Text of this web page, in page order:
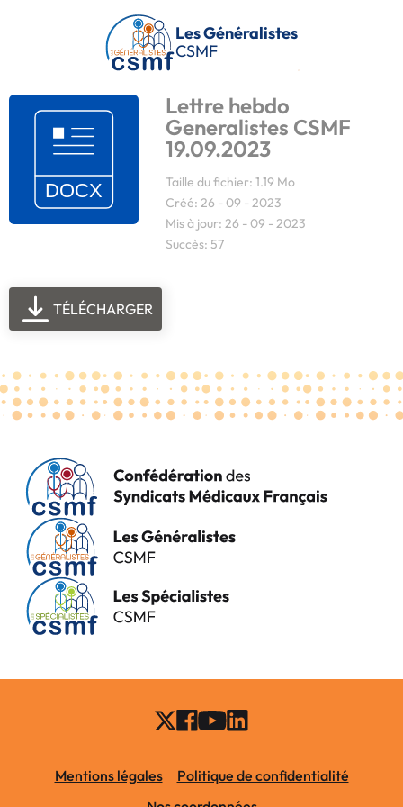
Passer au contenu principal
Les Généralistes
CSMF
Lettre hebdo
Generalistes CSMF
19.09.2023
Taille du fichier: 1.19 Mo
Créé: 26 - 09 - 2023
Mis à jour: 26 - 09 - 2023
Succès: 57
TÉLÉCHARGER
Mentions légales
Politique de confidentialité